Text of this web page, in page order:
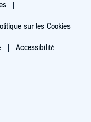
sur les Cookies
Accessibilité